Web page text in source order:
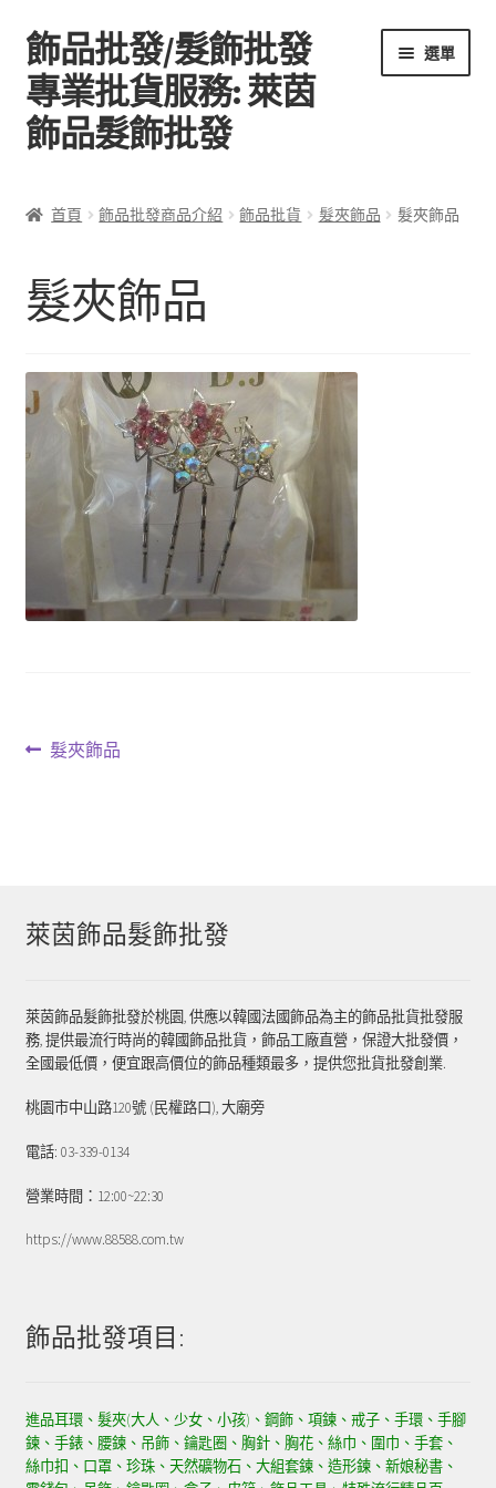
跳
至
導
覽
列
跳
至
主
要
內
飾品批發/髮飾批發
專業批貨服務: 萊茵
飾品髮飾批發
選單
飾品批發商品介紹
首頁 飾品批發商品介紹 飾品批貨 髮夾飾品 髮夾飾品
髮夾飾品
文上
髮夾飾品
萊茵飾品髮飾批發
萊茵飾品髮飾批發於桃園, 供應以韓國法國飾品為主的飾品批貨批發服
務, 提供最流行時尚的韓國飾品批貨，飾品工廠直營，保證大批發價，
全國最低價，便宜跟高價位的飾品種類最多，提供您批貨批發創業.
桃園市中山路120號 (民權路口), 大廟旁
電話: 03-339-0134
營業時間：12:00~22:30
https://www.88588.com.tw
飾品批發項目:
進品耳環、髮夾(大人、少女、小孩)、鋼飾、項鍊、戒子、手環、手腳
鍊、手錶、腰鍊、吊飾、鑰匙圈、胸針、胸花、絲巾、圍巾、手套、
絲巾扣、口罩、珍珠、天然礦物石、大組套鍊、造形鍊、新娘秘書、